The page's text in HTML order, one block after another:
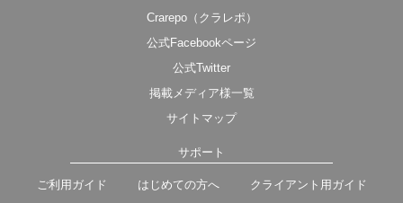
Crarepo（クラレポ）
公式Facebookページ
公式Twitter
掲載メディア様一覧
サイトマップ
サポート
ご利用ガイド はじめての方へ クライアント用ガイド